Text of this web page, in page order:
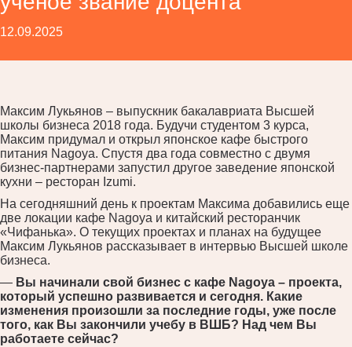
12.09.2025
Максим Лукьянов – выпускник бакалавриата Высшей
школы бизнеса 2018 года. Будучи студентом 3 курса,
Максим придумал и открыл японское кафе быстрого
питания Nagoya. Спустя два года совместно с двумя
бизнес-партнерами запустил другое заведение японской
кухни – ресторан Izumi.
На сегодняшний день к проектам Максима добавились еще
две локации кафе Nagoya и китайский ресторанчик
«Чифанька». О текущих проектах и планах на будущее
Максим Лукьянов рассказывает в интервью Высшей школе
бизнеса.
— Вы начинали свой бизнес с кафе Nagoya – проекта,
который успешно развивается и сегодня. Какие
изменения произошли за последние годы, уже после
того, как Вы закончили учебу в ВШБ? Над чем Вы
работаете сейчас?